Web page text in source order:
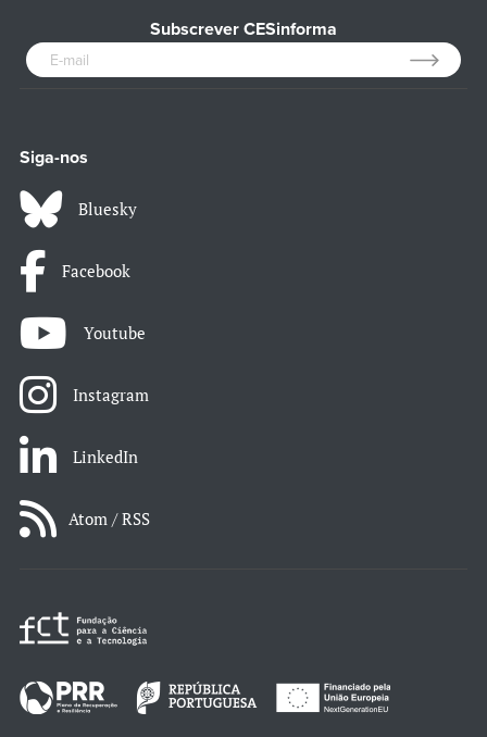
Subscrever CESinforma
Siga-nos
Bluesky
Facebook
Youtube
Instagram
LinkedIn
Atom / RSS